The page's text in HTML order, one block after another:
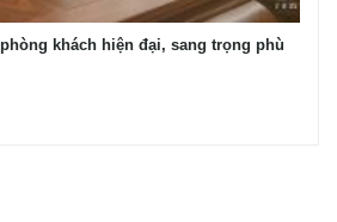
khách hiện đại, sang trọng phù